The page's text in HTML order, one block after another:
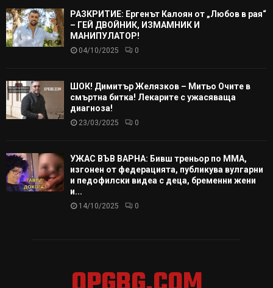
РАЗКРИТИЕ: Ергенът Калоян от „Любов в рая“
– ГЕЙ ДВОЙНИК, ИЗМАМНИК И
МАНИПУЛАТОР!
04/10/2025 0
ШОК! Димитър Желязков – Митьо Очите в
смъртна битка! Лекарите с ужасяваща
диагноза!
23/03/2025 0
УЖАС ВЪВ ВАРНА: Бивш треньор по ММА,
изгонен от федерацията, публикува вулгарни
и педофилски видеа с деца, бременни жени
и...
14/10/2025 0